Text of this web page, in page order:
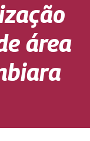
área